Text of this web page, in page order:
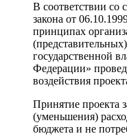
В соответствии со
закона от
принципах
государственной
Федерации»
воздействия
Принятие проекта
(уменьшения)
бюджета и не